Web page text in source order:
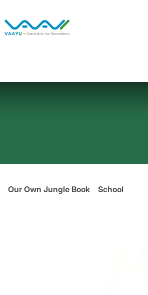
Our Own Jungle Book
School